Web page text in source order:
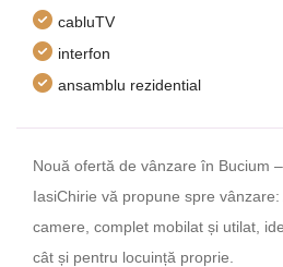
cabluTV
interfon
ansamblu rezidential
Nouă ofertă de vânzare în Bucium
IasiChirie vă propune spre
camere, complet mobilat și utilat,
cât și pentru locuință proprie.